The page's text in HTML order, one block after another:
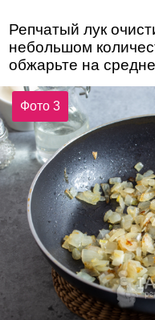
Репчатый лук
небольшом
обжарьте на
Фото 3